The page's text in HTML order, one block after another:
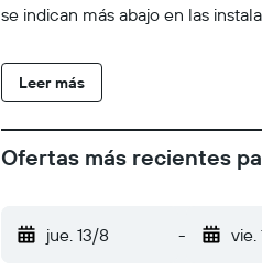
se indican más abajo en las
Leer más
Ofertas más recientes
jue. 13/8 - vie.